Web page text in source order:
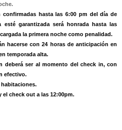
confirmadas hasta las 6:00 pm del día de
esté garantizada será honrada hasta las
la primera noche como penalidad.
hacerse con 24 horas de anticipación en
temporada alta.
deberá ser al momento del check in, con
efectivo.
habitaciones.
el check out a las 12:00pm.